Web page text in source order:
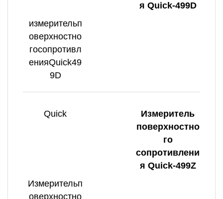
я Quick-499D
измерительп
оверхностно
госопротивл
енияQuick49
9D
Quick
Измеритель
поверхностно
го
сопротивлени
я Quick-499Z
Измерительп
оверхностно